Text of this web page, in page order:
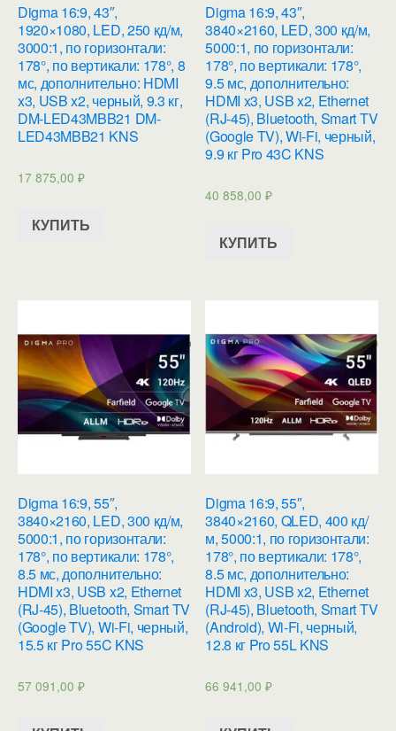
Digma 16:9, 43″,
1920×1080, LED, 250 кд/м,
3000:1, по горизонтали:
178°, по вертикали: 178°, 8
мс, дополнительно: HDMI
x3, USB x2, черный, 9.3 кг,
DM-LED43MBB21 DM-
LED43MBB21 KNS
17 875,00 ₽
КУПИТЬ
Digma 16:9, 43″,
3840×2160, LED, 300 кд/м,
5000:1, по горизонтали:
178°, по вертикали: 178°,
9.5 мс, дополнительно:
HDMI x3, USB x2, Ethernet
(RJ-45), Bluetooth, Smart TV
(Google TV), Wi-Fi, черный,
9.9 кг Pro 43C KNS
40 858,00₽
КУПИТЬ
Digma 16:9, 55″,
3840×2160, LED, 300 кд/м,
5000:1, по горизонтали:
178°, по вертикали: 178°,
8.5 мс, дополнительно:
HDMI x3, USB x2, Ethernet
(RJ-45), Bluetooth, Smart TV
(Google TV), Wi-Fi, черный,
15.5 кг Pro 55C KNS
57 091,00 ₽
Digma 16:9, 55″,
3840×2160, QLED, 400 кд/
м, 5000:1, по горизонтали:
178°, по вертикали: 178°,
8.5 мс, дополнительно:
HDMI x3, USB x2, Ethernet
(RJ-45), Bluetooth, Smart TV
(Android), Wi-Fi, черный,
12.8 кг Pro 55L KNS
66 941,00₽